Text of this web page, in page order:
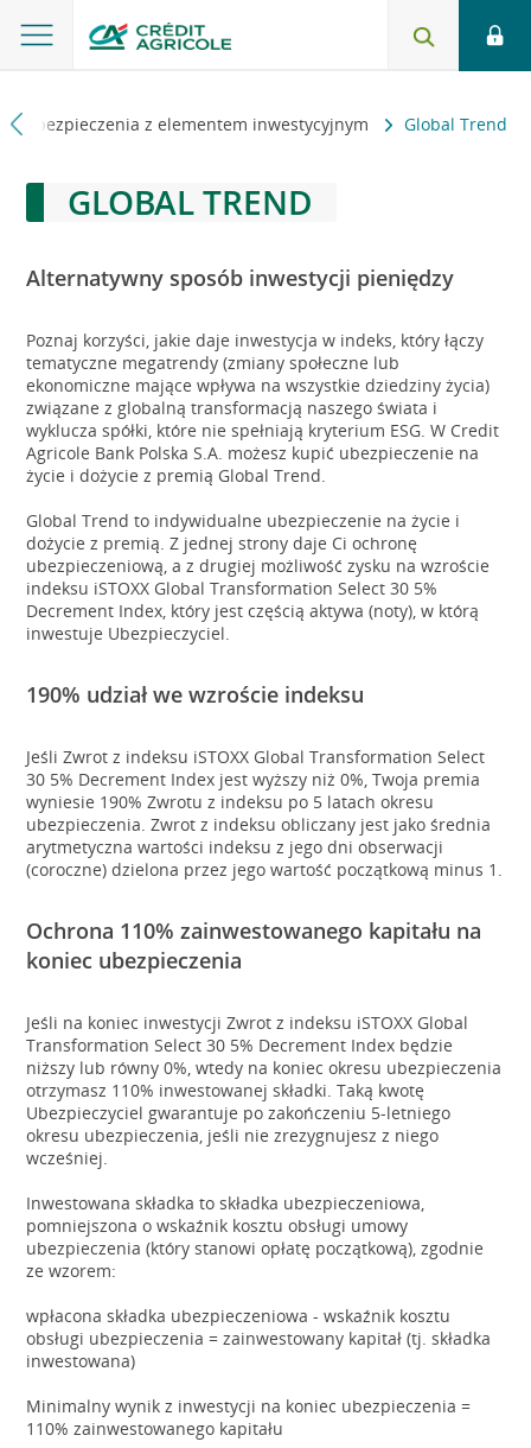
Ubezpieczenia z elementem inwestycyjnym Global Trend
GLOBAL TREND
Alternatywny sposób inwestycji pieniędzy
Poznaj korzyści, jakie daje inwestycja w indeks, który łączy
tematyczne megatrendy (zmiany społeczne lub
ekonomiczne mające wpływa na wszystkie dziedziny życia)
związane z globalną transformacją naszego świata i
wyklucza spółki, które nie spełniają kryterium ESG. W Credit
Agricole Bank Polska S.A. możesz kupić ubezpieczenie na
życie i dożycie z premią Global Trend.
Global Trend to indywidualne ubezpieczenie na życie i
dożycie z premią. Z jednej strony daje Ci ochronę
ubezpieczeniową, a z drugiej możliwość zysku na wzroście
indeksu iSTOXX Global Transformation Select 30 5%
Decrement Index, który jest częścią aktywa (noty), w którą
inwestuje Ubezpieczyciel.
190% udział we wzroście indeksu
Jeśli Zwrot z indeksu iSTOXX Global Transformation Select
30 5% Decrement Index jest wyższy niż 0%, Twoja premia
wyniesie 190% Zwrotu z indeksu po 5 latach okresu
ubezpieczenia. Zwrot z indeksu obliczany jest jako średnia
arytmetyczna wartości indeksu z jego dni obserwacji
(coroczne) dzielona przez jego wartość początkową minus 1.
Ochrona 110% zainwestowanego kapitału na
koniec ubezpieczenia
Jeśli na koniec inwestycji Zwrot z indeksu iSTOXX Global
Transformation Select 30 5% Decrement Index będzie
niższy lub równy 0%, wtedy na koniec okresu ubezpieczenia
otrzymasz 110% inwestowanej składki. Taką kwotę
Ubezpieczyciel gwarantuje po zakończeniu 5-letniego
okresu ubezpieczenia, jeśli nie zrezygnujesz z niego
wcześniej.
Inwestowana składka to składka ubezpieczeniowa,
pomniejszona o wskaźnik kosztu obsługi umowy
ubezpieczenia (który stanowi opłatę początkową), zgodnie
ze wzorem:
wpłacona składka ubezpieczeniowa - wskaźnik kosztu
obsługi ubezpieczenia = zainwestowany kapitał (tj. składka
inwestowana)
Minimalny wynik z inwestycji na koniec ubezpieczenia =
110% zainwestowanego kapitału